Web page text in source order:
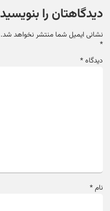
دیدگاهتان را بنویسید
نشانی ایمیل شما منتشر نخواهد شد.
*
دیدگاه*
نام*